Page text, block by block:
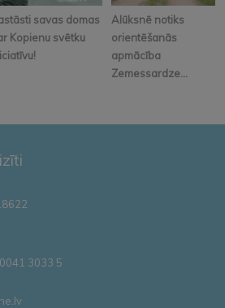
savas domas
Kopienu svētku
Alūksnē notiks
orientēšanās
apmācība
Zemessardze...
3033 5